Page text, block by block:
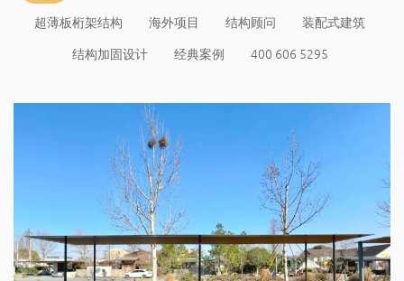
超薄板桁架结构
海外项目 结构顾问
装配式建筑
结构加固设计
经典案例 400 606 5295